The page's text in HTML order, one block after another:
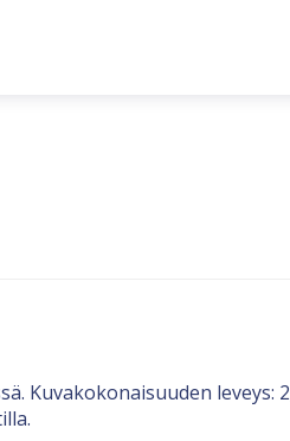
Kuvakokonaisuuden leveys: